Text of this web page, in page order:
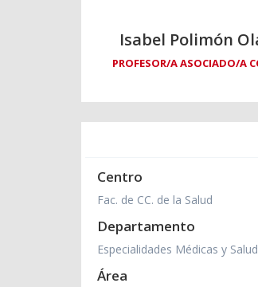
Isabel Polimón
PROFESOR/A ASOCIADO/A
Centro
Fac. de CC. de la Salud
Departamento
Especialidades Médicas y
Área